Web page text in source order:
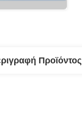
Προϊόντος